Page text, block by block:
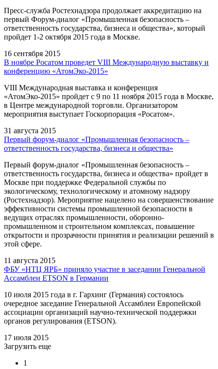
Пресс-служба Ростехнадзора продолжает аккредитацию на
первый Форум-диалог «Промышленная безопасность –
ответственность государства, бизнеса и общества», который
пройдет 1-2 октября 2015 года в Москве.
16 сентября 2015
В ноябре Росатом проведет VIII Международную выставку и
конференцию «АтомЭко-2015»
VIII Международная выставка и конференция
«АтомЭко-2015» пройдет с 9 по 11 ноября 2015 года в Москве,
в Центре международной торговли. Организатором
мероприятия выступает Госкорпорация «Росатом».
31 августа 2015
Первый форум-диалог «Промышленная безопасность –
ответственность государства, бизнеса и общества»
Первый форум-диалог «Промышленная безопасность –
ответственность государства, бизнеса и общества» пройдет в
Москве при поддержке Федеральной службы по
экологическому, технологическому и атомному надзору
(Ростехнадзор). Мероприятие нацелено на совершенствование
эффективности системы промышленной безопасности в
ведущих отраслях промышленности, оборонно-
промышленном и строительном комплексах, повышение
открытости и прозрачности принятия и реализации решений в
этой сфере.
11 августа 2015
ФБУ «НТЦ ЯРБ» приняло участие в заседании Генеральной
Ассамблеи ETSON в Германии
10 июля 2015 года в г. Гархинг (Германия) состоялось
очередное заседание Генеральной Ассамблеи Европейской
ассоциации организаций научно-технической поддержки
органов регулирования (ETSON).
17 июля 2015
Загрузить еще
1